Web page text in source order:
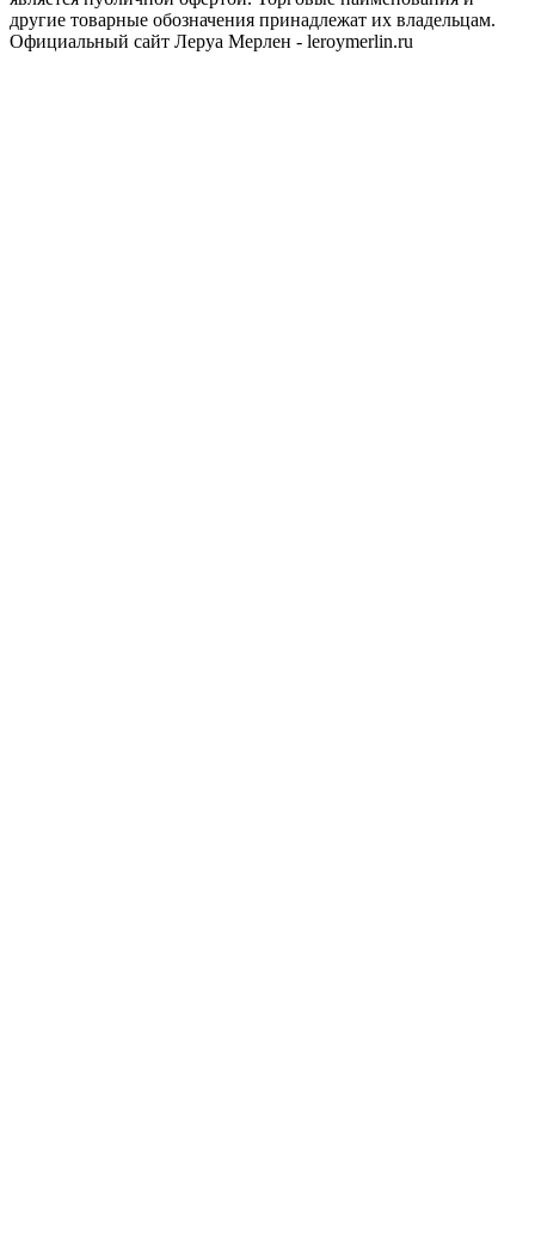
другие товарные обозначения принадлежат их владельцам.
Официальный сайт Леруа Мерлен - leroymerlin.ru